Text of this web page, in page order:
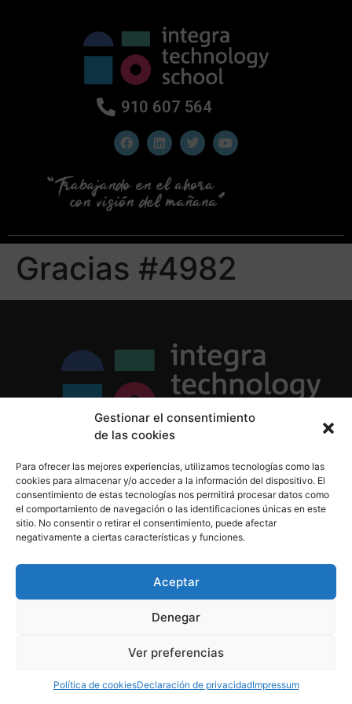
Gestionar el consentimiento
de las cookies
Para ofrecer las mejores experiencias, utilizamos tecnologías como las
cookies para almacenar y/o acceder a la información del dispositivo. El
consentimiento de estas tecnologías nos permitirá procesar datos como
el comportamiento de navegación o las identificaciones únicas en este
sitio. No consentir o retirar el consentimiento, puede afectar
negativamente a ciertas características y funciones.
Aceptar
Denegar
Ver preferencias
Política de cookiesDeclaración de privacidadImpressum
910 607 564
Gracias #4982
Política de Cookies
Aviso Legal
910 607 564
derechos reservados